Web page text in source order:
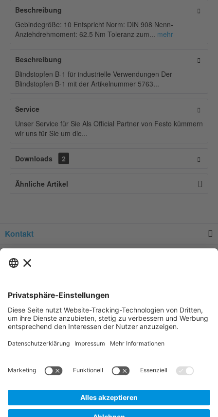
Beschreibung
Gebindegröße: 10 Entspricht Norm: DIN 908 Nenn-
Anziehdrehmoment: 62.5 Nm Toleranz zum... mehr
Beschreibung
Blindstopfen B-1 für industrielle Verwendungen Der
Blindstopfen B-1 mit der Artikelnummer 5763...
Service
Unser Service für Sie Als Official Partner von Festo kümmern
wir uns für Sie um die...
Downloads 2
Ähnliche Artikel
Kontakt
Newsletter
nicht anders beschrieben.
Direktbestellung, legen Sie bitte ein unverbindliches und kostenfreies
Kundenkonto an.